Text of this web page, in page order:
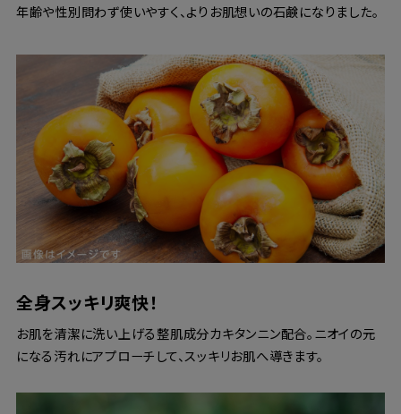
年齢や性別問わず使いやすく、よりお肌想いの石鹸になりました。
全身スッキリ爽快！
お肌を清潔に洗い上げる整肌成分カキタンニン配合。ニオイの元
になる汚れにアプローチして、スッキリお肌へ導きます。